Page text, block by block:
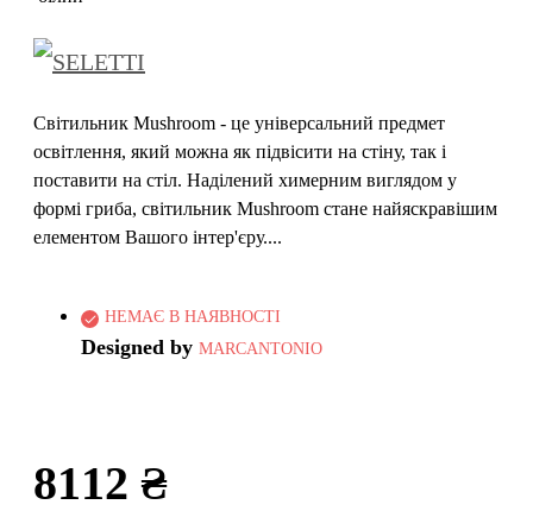
Світильник Mushroom - це універсальний предмет
освітлення, який можна як підвісити на стіну, так і
поставити на стіл. Наділений химерним виглядом у
формі гриба, світильник Mushroom стане найяскравішим
елементом Вашого інтер'єру....
НЕМАЄ В НАЯВНОСТІ
Designed by MARCANTONIO
8112 ₴